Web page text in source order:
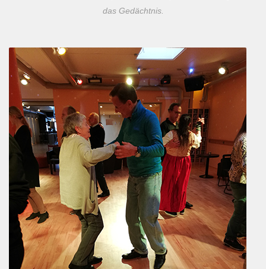
das Gedächtnis.